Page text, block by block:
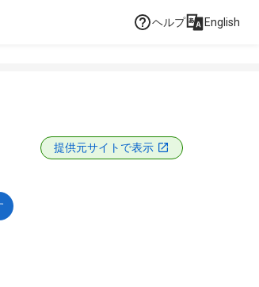
ヘルプ English
提供元サイトで表示